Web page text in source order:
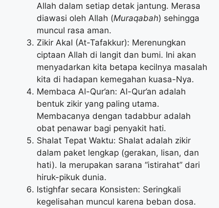
Allah dalam setiap detak jantung. Merasa
diawasi oleh Allah (Muraqabah) sehingga
muncul rasa aman.
Zikir Akal (At-Tafakkur): Merenungkan
ciptaan Allah di langit dan bumi. Ini akan
menyadarkan kita betapa kecilnya masalah
kita di hadapan kemegahan kuasa-Nya.
Membaca Al-Qur’an: Al-Qur’an adalah
bentuk zikir yang paling utama.
Membacanya dengan tadabbur adalah
obat penawar bagi penyakit hati.
Shalat Tepat Waktu: Shalat adalah zikir
dalam paket lengkap (gerakan, lisan, dan
hati). Ia merupakan sarana “istirahat” dari
hiruk-pikuk dunia.
Istighfar secara Konsisten: Seringkali
kegelisahan muncul karena beban dosa.